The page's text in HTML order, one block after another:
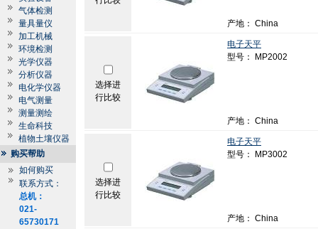
气体检测
量具量仪
加工机械
环境检测
光学仪器
分析仪器
电化学仪器
电气测量
测量测绘
生命科技
植物土壤仪器
购买帮助
如何购买
联系方式：
总机：
021-
65730171
产地： China
选择进
行比较
电子天平
型号： MP2002
产地： China
选择进
行比较
电子天平
型号： MP3002
产地： China